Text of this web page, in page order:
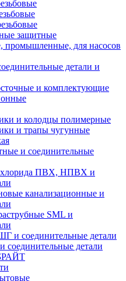
защитные
для насосов
детали и
и комплектующие
и колодцы полимерные
и трапы чугунные
и соединительные
ПВХ, НПВХ и
канализационные и
SML и
и соединительные детали
детали